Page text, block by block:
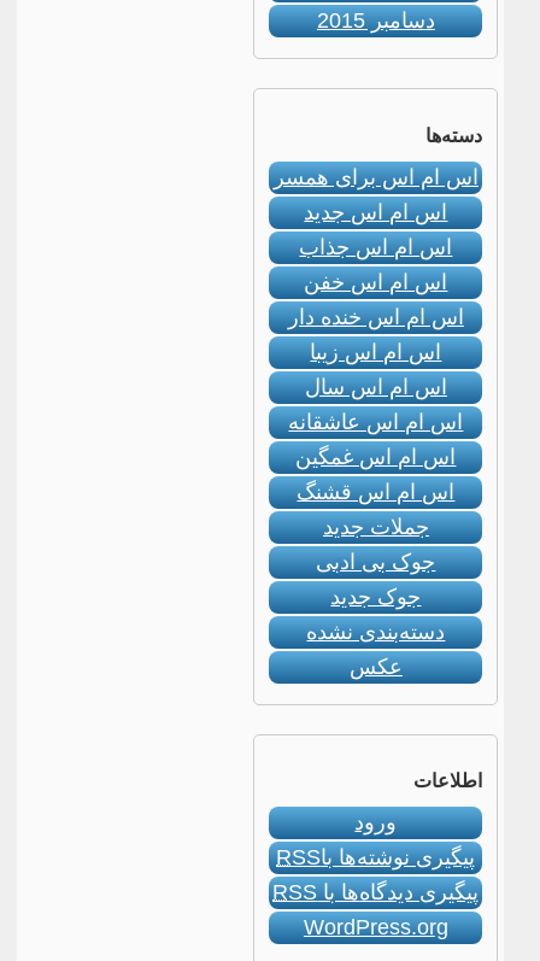
دسامبر 2015
دسته‌ها
اس ام اس برای همسر
اس ام اس جدید
اس ام اس جذاب
اس ام اس خفن
اس ام اس خنده دار
اس ام اس زیبا
اس ام اس سال
اس ام اس عاشقانه
اس ام اس غمگین
اس ام اس قشنگ
جملات جدید
جوک بی ادبی
جوک جدید
دسته‌بندی نشده
عکس
اطلاعات
ورود
پیگیری نوشته‌ها باRSS
پیگیری دیدگاه‌ها باRSS
WordPress.org